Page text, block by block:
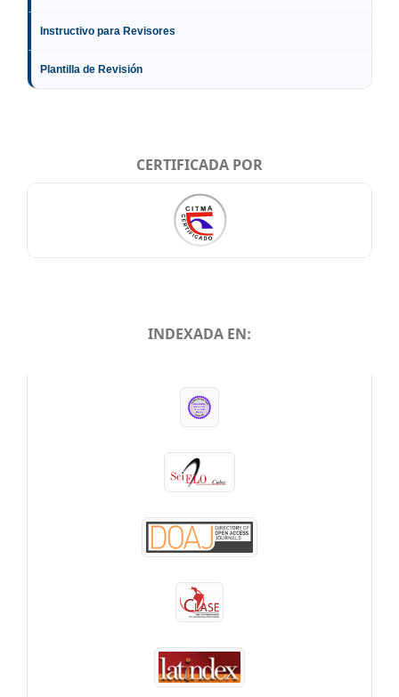
Instructivo para Revisores
Plantilla de Revisión
CERTIFICADA POR
INDEXADA EN: